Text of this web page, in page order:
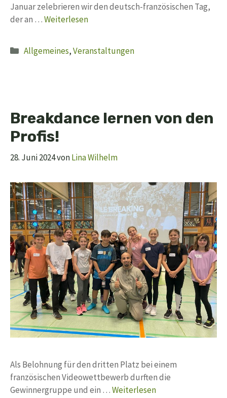
Januar zelebrieren wir den deutsch-französischen Tag,
der an …Weiterlesen
Kategorien
Allgemeines,Veranstaltungen
Breakdance lernen von den
Profis!
28. Juni 2024vonLina Wilhelm
Als Belohnung für den dritten Platz bei einem
französischen Videowettbewerb durften die
Gewinnergruppe und ein …Weiterlesen